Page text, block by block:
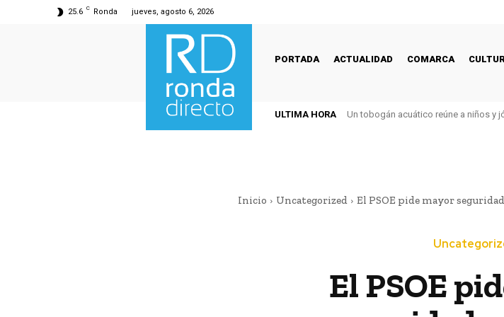
25.6 C Ronda jueves, agosto 6, 2026
PORTADA ACTUALIDAD COMARCA
ULTIMA HORA Un tobogán acuático reúne a niños y
Inicio Uncategorized El PSOE pide mayor
El PSOE